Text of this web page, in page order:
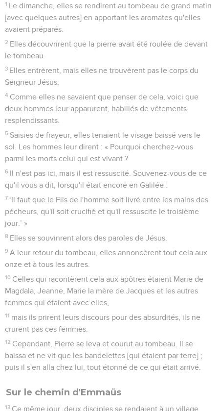
1 Le dimanche, elles se rendirent au tombeau de grand matin
[avec quelques autres] en apportant les aromates qu'elles
avaient préparés.
2 Elles découvrirent que la pierre avait été roulée de devant
le tombeau.
3 Elles entrèrent, mais elles ne trouvèrent pas le corps du
Seigneur Jésus.
4 Comme elles ne savaient que penser de cela, voici que
deux hommes leur apparurent, habillés de vêtements
resplendissants.
5 Saisies de frayeur, elles tenaient le visage baissé vers le
sol. Les hommes leur dirent : « Pourquoi cherchez-vous
parmi les morts celui qui est vivant ?
6 Il n'est pas ici, mais il est ressuscité. Souvenez-vous de ce
qu'il vous a dit, lorsqu'il était encore en Galilée :
7 ‘Il faut que le Fils de l'homme soit livré entre les mains des
pécheurs, qu'il soit crucifié et qu'il ressuscite le troisième
jour.’ »
8 Elles se souvinrent alors des paroles de Jésus.
9 A leur retour du tombeau, elles annoncèrent tout cela aux
onze et à tous les autres.
10 Celles qui racontèrent cela aux apôtres étaient Marie de
Magdala, Jeanne, Marie la mère de Jacques et les autres
femmes qui étaient avec elles,
11 mais ils prirent leurs discours pour des absurdités, ils ne
crurent pas ces femmes.
12 Cependant, Pierre se leva et courut au tombeau. Il se
baissa et ne vit que les bandelettes [qui étaient par terre] ;
puis il s'en alla chez lui, tout étonné de ce qui était arrivé.
Sur le chemin d'Emmaüs
13 Ce même jour, deux disciples se rendaient à un village